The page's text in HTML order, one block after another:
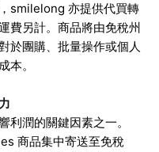
smilelong 亦提供代買轉
費另計。商品將由免稅州
於團購、批量操作或個人
本。
利潤的關鍵因素之一。
商品集中寄送至免稅